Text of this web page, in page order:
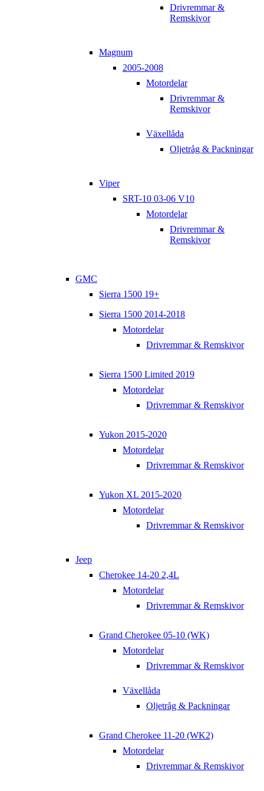
Drivremmar &
Remskivor
Magnum
2005-2008
Motordelar
Drivremmar &
Remskivor
Växellåda
Oljetråg & Packningar
Viper
SRT-10 03-06 V10
Motordelar
Drivremmar &
Remskivor
GMC
Sierra 1500 19+
Sierra 1500 2014-2018
Motordelar
Drivremmar & Remskivor
Sierra 1500 Limited 2019
Motordelar
Drivremmar & Remskivor
Yukon 2015-2020
Motordelar
Drivremmar & Remskivor
Yukon XL 2015-2020
Motordelar
Drivremmar & Remskivor
Jeep
Cherokee 14-20 2,4L
Motordelar
Drivremmar & Remskivor
Grand Cherokee 05-10 (WK)
Motordelar
Drivremmar & Remskivor
Växellåda
Oljetråg & Packningar
Grand Cherokee 11-20 (WK2)
Motordelar
Drivremmar & Remskivor